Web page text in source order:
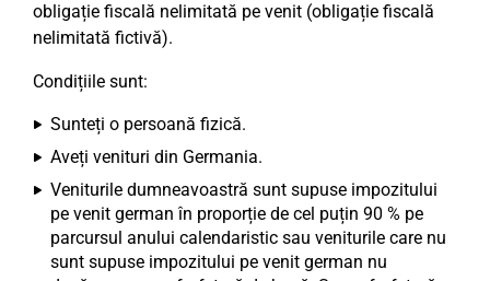
obligație fiscală nelimitată pe venit (obligație fiscală
nelimitată fictivă).
Condițiile sunt:
Sunteți o persoană fizică.
Aveți venituri din Germania.
Veniturile dumneavoastră sunt supuse impozitului
pe venit german în proporție de cel puțin 90 % pe
parcursul anului calendaristic sau veniturile care nu
sunt supuse impozitului pe venit german nu